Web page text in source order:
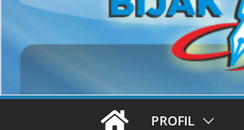
PROFIL